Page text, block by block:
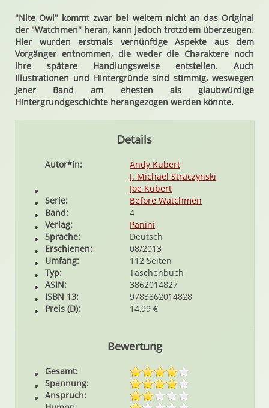
"Nite Owl" kommt zwar bei weitem nicht an das Original
der "Watchmen" heran, kann jedoch trotzdem überzeugen.
Hier wurden erstmals vernünftige Aspekte aus dem
Vorgänger entnommen, die weder die Charaktere noch
ihre spätere Handlungsweise entstellen. Auch
Illustrationen und Hintergründe sind stimmig, weswegen
jener Band am ehesten als glaubwürdige
Hintergrundgeschichte herangezogen werden könnte.
Details
Autor*in:
Andy Kubert
J. Michael Straczynski
Joe Kubert
Serie:
Before Watchmen
Band:
4
Verlag:
Panini
Sprache:
Deutsch
Erschienen:
08/2013
Umfang:
112 Seiten
Typ:
Taschenbuch
ASIN:
3862014827
ISBN 13:
9783862014828
Preis (D):
14,99 €
Bewertung
Gesamt:
Spannung:
Anspruch: